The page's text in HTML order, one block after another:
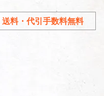
送料・代引手数料無料